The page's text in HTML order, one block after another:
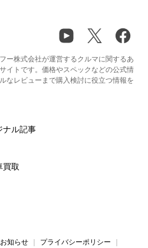
ー株式会社が運営するクルマに関するあ
イトです。価格やスペックなどの公式情
なレビューまで購入検討に役立つ情報を
ナル記事
買取
お知らせ プライバシーポリシー